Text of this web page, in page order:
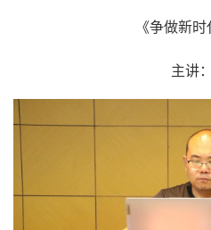
《争做新时
主讲